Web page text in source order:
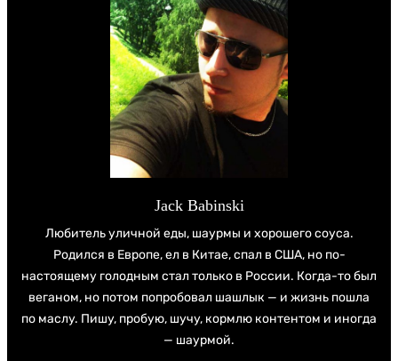
Jack Babinski
Любитель уличной еды, шаурмы и хорошего соуса.
Родился в Европе, ел в Китае, спал в США, но по-
настоящему голодным стал только в России. Когда-то был
веганом, но потом попробовал шашлык — и жизнь пошла
по маслу. Пишу, пробую, шучу, кормлю контентом и иногда
— шаурмой.